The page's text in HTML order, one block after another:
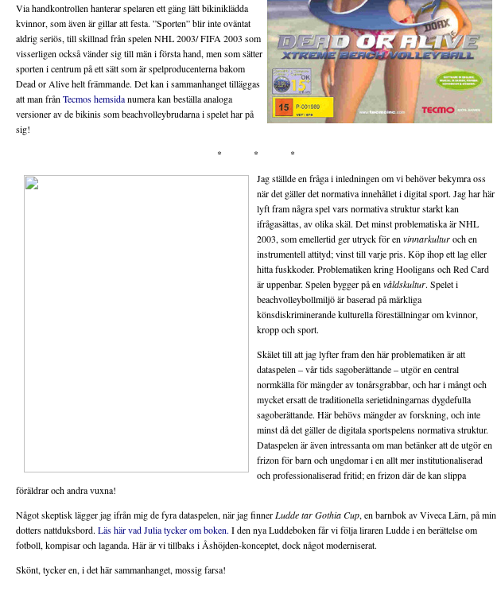
Via handkontrollen hanterar spelaren ett gäng lätt bikiniklädda
kvinnor, som även är gillar att festa. ”Sporten” blir inte oväntat
aldrig seriös, till skillnad från spelen NHL 2003/ FIFA 2003 som
visserligen också vänder sig till män i första hand, men som sätter
sporten i centrum på ett sätt som är spelproducenterna bakom
Dead or Alive helt främmande. Det kan i sammanhanget tilläggas
att man från Tecmos hemsidanumera kan beställa analoga
versioner av de bikinis som beachvolleybrudarna i spelet har på
sig!
* * *
Jag ställde en fråga i inledningen om vi behöver bekymra oss
när det gäller det normativa innehållet i digital sport. Jag har här
lyft fram några spel vars normativa struktur starkt kan
ifrågasättas, av olika skäl. Det minst problematiska är NHL
2003, som emellertid ger utryck för en vinnarkulturoch en
instrumentell attityd; vinst till varje pris. Köp ihop ett lag eller
hitta fuskkoder. Problematiken kring Hooligans och Red Card
är uppenbar. Spelen bygger på en våldskultur. Spelet i
beachvolleybollmiljö är baserad på märkliga
könsdiskriminerande kulturella föreställningar om kvinnor,
kropp och sport.
Skälet till att jag lyfter fram den här problematiken är att
dataspelen – vår tids sagoberättande – utgör en central
normkälla för mängder av tonårsgrabbar, och har i mångt och
mycket ersatt de traditionella serietidningarnas dygdefulla
sagoberättande. Här behövs mängder av forskning, och inte
minst då det gäller de digitala sportspelens normativa struktur.
Dataspelen är även intressanta om man betänker att de utgör en
frizon för barn och ungdomar i en allt mer institutionaliserad
och professionaliserad fritid; en frizon där de kan slippa
föräldrar och andra vuxna!
Något skeptisk lägger jag ifrån mig de fyra dataspelen, när jag finner Ludde tar Gothia Cup, en barnbok av Viveca Lärn, på min
dotters nattduksbord. Läs här vad Julia tycker om boken. I den nya Luddeboken får vi följa liraren Ludde i en berättelse om
fotboll, kompisar och laganda. Här är vi tillbaks i Åshöjden-konceptet, dock något moderniserat.
Skönt, tycker en, i det här sammanhanget, mossig farsa!